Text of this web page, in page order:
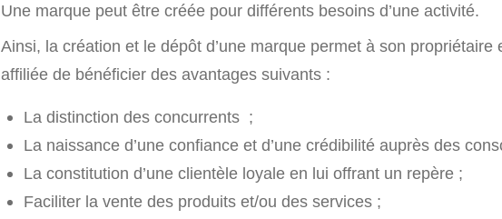
Une marque peut être créée pour différents besoins d’une activité.
Ainsi, la création et le dépôt d’une marque permet à son propriétaire
affiliée de bénéficier des avantages suivants :
La distinction des concurrents ;
La naissance d’une confiance et d’une crédibilité auprès des
La constitution d’une clientèle loyale en lui offrant un repère ;
Faciliter la vente des produits et/ou des services ;